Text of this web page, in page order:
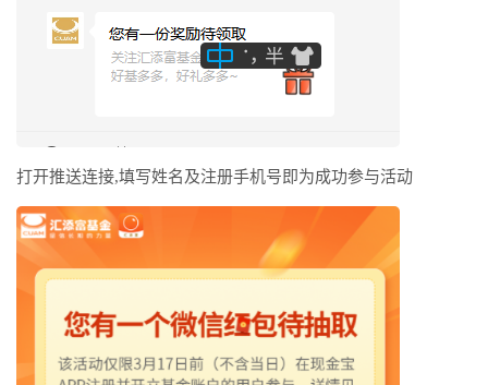
打开推送连接,填写姓名及注册手机号即为成功参与活动